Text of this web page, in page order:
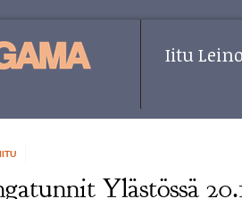
Iitu
IITU
Ylästössä